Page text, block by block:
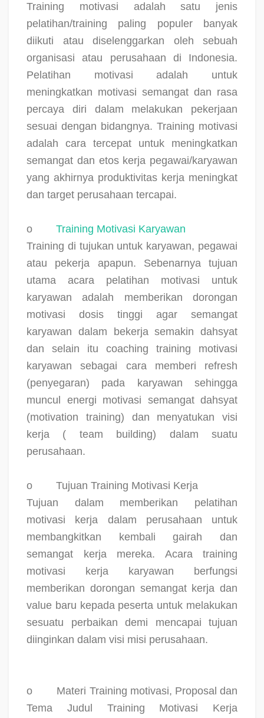
Training motivasi adalah satu jenis
pelatihan/training paling populer banyak
diikuti atau diselenggarkan oleh sebuah
organisasi atau perusahaan di Indonesia.
Pelatihan motivasi adalah untuk
meningkatkan motivasi semangat dan rasa
percaya diri dalam melakukan pekerjaan
sesuai dengan bidangnya. Training motivasi
adalah cara tercepat untuk meningkatkan
semangat dan etos kerja pegawai/karyawan
yang akhirnya produktivitas kerja meningkat
dan target perusahaan tercapai.
o
Training Motivasi Karyawan
Training di tujukan untuk karyawan, pegawai
atau pekerja apapun. Sebenarnya tujuan
utama acara pelatihan motivasi untuk
karyawan adalah memberikan dorongan
motivasi dosis tinggi agar semangat
karyawan dalam bekerja semakin dahsyat
dan selain itu coaching training motivasi
karyawan sebagai cara memberi refresh
(penyegaran) pada karyawan sehingga
muncul energi motivasi semangat dahsyat
(motivation training) dan menyatukan visi
kerja ( team building) dalam suatu
perusahaan.
o
Tujuan Training Motivasi Kerja
Tujuan dalam memberikan pelatihan
motivasi kerja dalam perusahaan untuk
membangkitkan kembali gairah dan
semangat kerja mereka. Acara training
motivasi kerja karyawan berfungsi
memberikan dorongan semangat kerja dan
value baru kepada peserta untuk melakukan
sesuatu perbaikan demi mencapai tujuan
diinginkan dalam visi misi perusahaan.
o
Materi Training motivasi, Proposal dan
Tema Judul Training Motivasi Kerja